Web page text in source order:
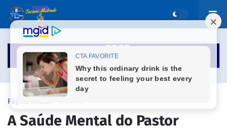
Página inicial
A Saúde Mental do Pastor